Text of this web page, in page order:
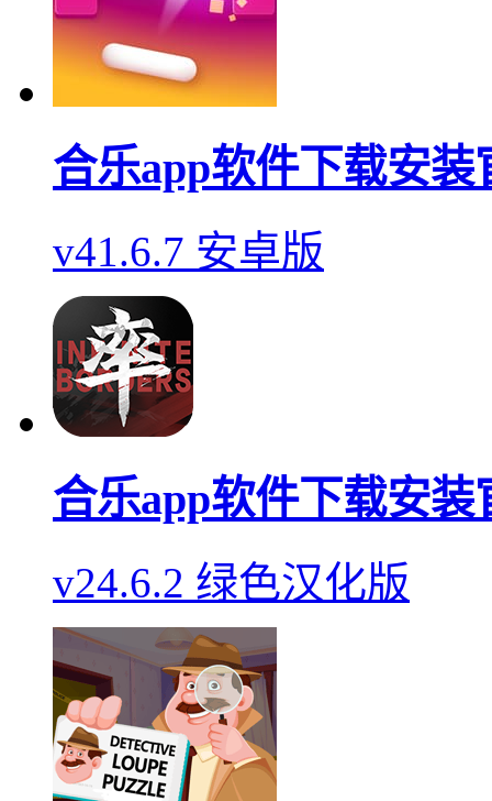
合乐app软件下载安装
v41.6.7 安卓版
合乐app软件下载安装
v24.6.2 绿色汉化版